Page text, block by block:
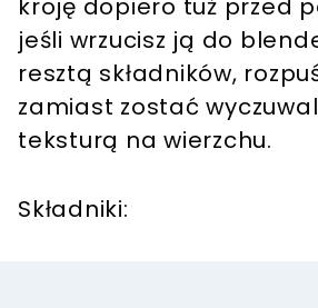
kroję dopiero tuż przed
jeśli wrzucisz ją do
resztą składników,
zamiast zostać
teksturą na wierzchu.
Składniki: